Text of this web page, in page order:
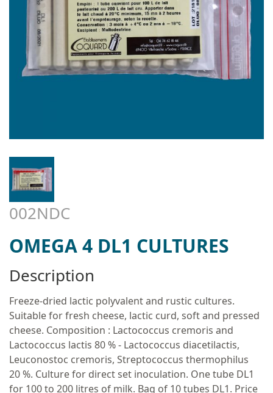
002NDC
OMEGA 4 DL1 CULTURES
Description
Freeze-dried lactic polyvalent and rustic cultures.
Suitable for fresh cheese, lactic curd, soft and pressed
cheese. Composition : Lactococcus cremoris and
Lactococcus lactis 80 % - Lactococcus diacetilactis,
Leuconostoc cremoris, Streptococcus thermophilus
20 %. Culture for direct set inoculation. One tube DL1
for 100 to 200 litres of milk. Bag of 10 tubes DL1. Price